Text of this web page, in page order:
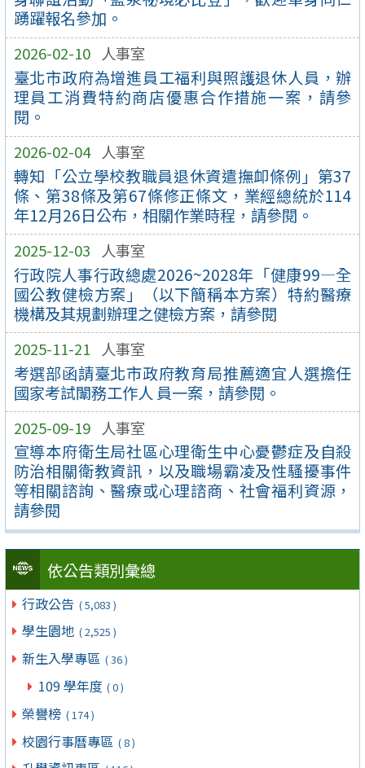
踴躍報名參加。
2026-02-10 人事室
臺北市政府為增進員工福利與照護退休人員，辦
理員工消費特約商店優惠合作措施一案，請參
閱。
2026-02-04 人事室
轉知「公立學校教職員退休資遣撫卹條例」第37
條、第38條及第67條修正條文，業經總統於114
年12月26日公布，相關作業時程，請參閱。
2025-12-03 人事室
行政院人事行政總處2026~2028年「健康99—全
國公教健檢方案」（以下簡稱本方案）特約醫療
機構及其規劃辦理之健檢方案，請參閱
2025-11-21 人事室
考選部函請臺北市政府教育局推薦適宜人選擔任
國家考試闈務工作人 員一案，請參閱。
2025-09-19 人事室
宣導本府衛生局社區心理衛生中心憂鬱症及自殺
防治相關衛教資訊，以及職場霸凌及性騷擾事件
等相關諮詢、醫療或心理諮商、社會福利資源，
請參閱
依公告類別彙總
行政公告 ( 5,083 )
學生園地 ( 2,525 )
新生入學專區 ( 36 )
109 學年度 ( 0 )
榮譽榜 ( 174 )
校園行事曆專區 ( 8 )